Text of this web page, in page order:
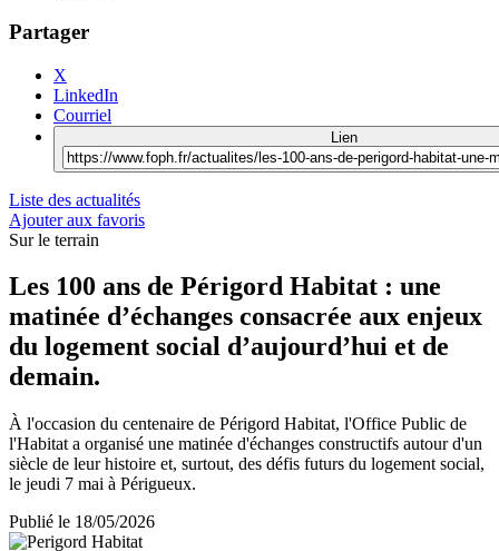
Partager
X
LinkedIn
Courriel
Lien
Liste des actualités
Ajouter aux favoris
Sur le terrain
Les 100 ans de Périgord Habitat : une
matinée d’échanges consacrée aux enjeux
du logement social d’aujourd’hui et de
demain.
À l'occasion du centenaire de Périgord Habitat, l'Office Public de
l'Habitat a organisé une matinée d'échanges constructifs autour d'un
siècle de leur histoire et, surtout, des défis futurs du logement social,
le jeudi 7 mai à Périgueux.
Publié le 18/05/2026